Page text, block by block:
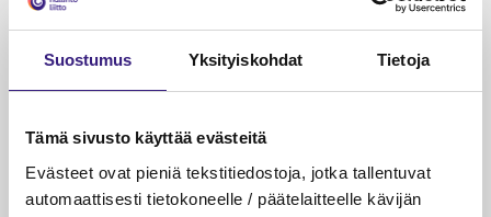
Suostumus Yksityiskohdat Tietoja
Tämä sivusto käyttää evästeitä
Evästeet ovat pieniä tekstitiedostoja, jotka tallentuvat
automaattisesti tietokoneelle / päätelaitteelle kävijän
VEROTUS
Kulu­veloitukset arvon­lisä­
verotuksessa – omien kulujen
veloitus ja läpi­laskutus
Petri Salomaa
15.5.2023 10 min